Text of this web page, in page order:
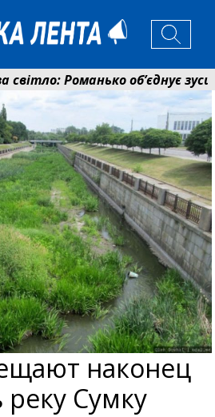
Романько об’єднує
спрямував 0,2 млрд грн на
наконец
реку Сумку